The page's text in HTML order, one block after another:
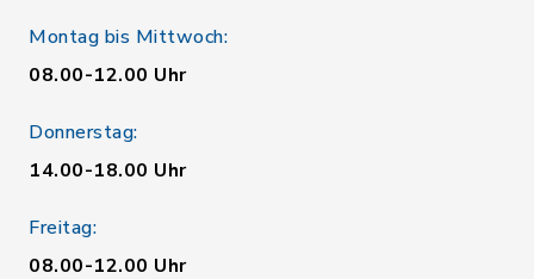
Montag bis Mittwoch:
08.00-12.00 Uhr
Donnerstag:
14.00-18.00 Uhr
Freitag:
08.00-12.00 Uhr